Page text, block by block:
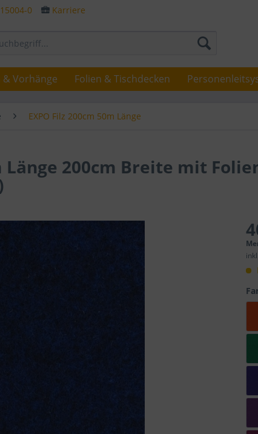
0 Karriere
Vorhänge Folien & Tischdecken
EXPO Filz 200cm 50m Länge
Länge 200cm Breite mit